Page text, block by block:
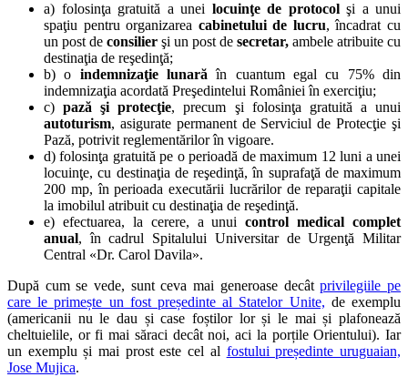
a) folosinţa gratuită a unei locuinţe de protocolşi a unui
spaţiu pentru organizarea cabinetului de lucru, încadrat cu
un post de consilier şi un post de secretar, ambele atribuite cu
destinaţia de reşedinţă;
b) o indemnizaţie lunară în cuantum egal cu 75% din
indemnizaţia acordată Preşedintelui României în exerciţiu;
c)pază şi protecţie, precum şi folosinţa gratuită a unui
autoturism, asigurate permanent de Serviciul de Protecţie şi
Pază, potrivit reglementărilor în vigoare.
d) folosinţa gratuită pe o perioadă de maximum 12 luni a unei
locuinţe, cu destinaţia de reşedinţă, în suprafaţă de maximum
200 mp, în perioada executării lucrărilor de reparaţii capitale
la imobilul atribuit cu destinaţia de reşedinţă.
e) efectuarea, la cerere, a unuicontrol medical complet
anual, în cadrul Spitalului Universitar de Urgenţă Militar
Central «Dr. Carol Davila».
După cum se vede, sunt ceva mai generoase decâtprivilegiile pe
care le primește un fost președinte al Statelor Unite, de exemplu
(americanii nu le dau și case foștilor lor și le mai și plafonează
cheltuielile, or fi mai săraci decât noi, aci la porțile Orientului). Iar
un exemplu și mai prost este cel al fostului președinte uruguaian,
Jose Mujica.